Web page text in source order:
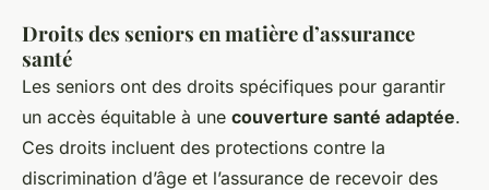
Droits des seniors en matière d’assurance
santé
Les seniors ont des droits spécifiques pour garantir
un accès équitable à une couverture santé adaptée.
Ces droits incluent des protections contre la
discrimination d’âge et l’assurance de recevoir des